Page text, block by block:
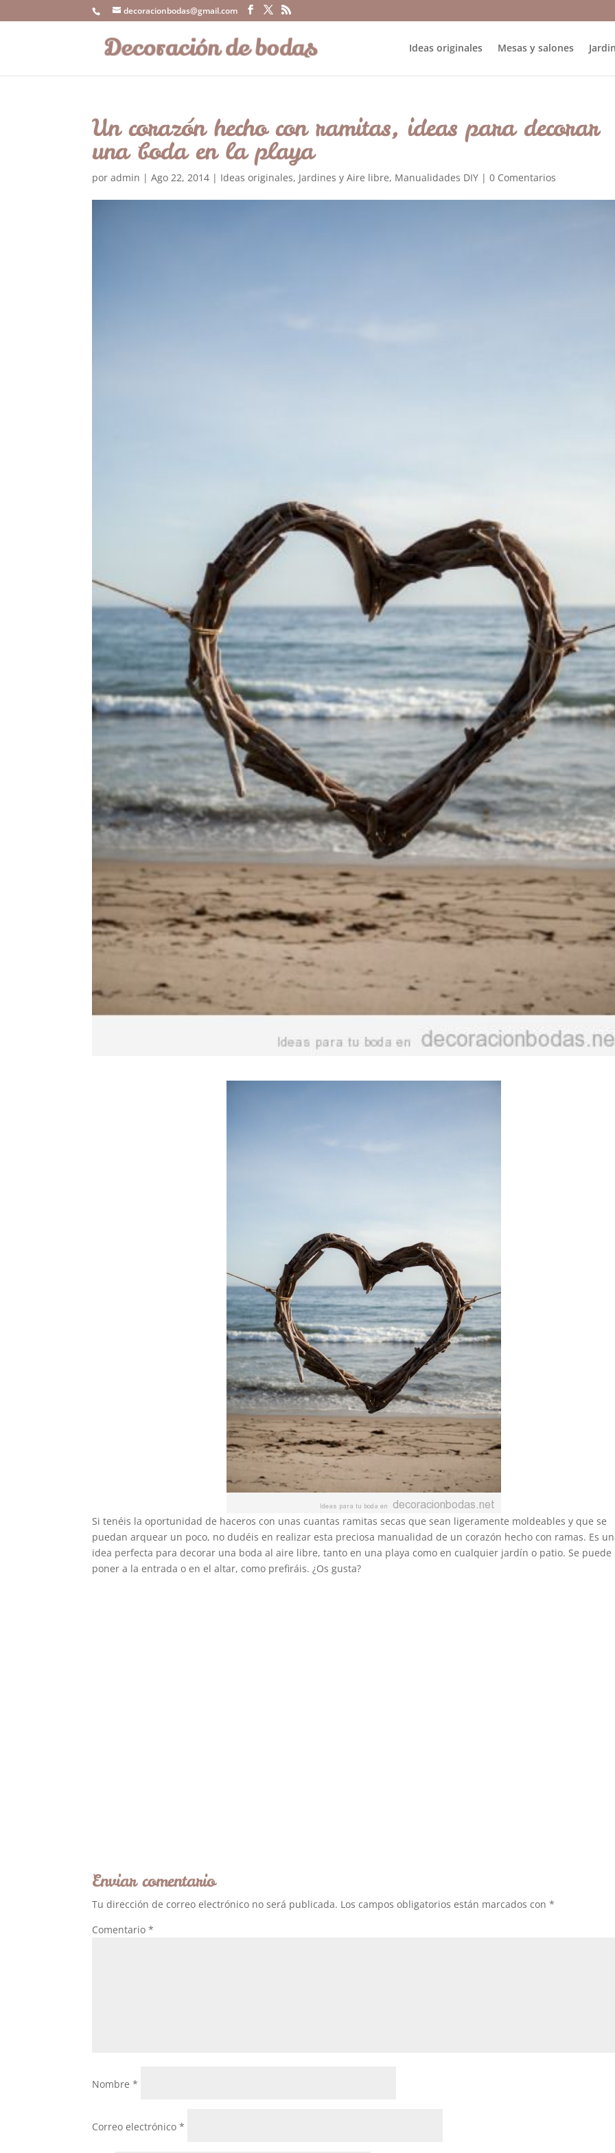
decoracionbodas@gmail.com
Ideas originales Mesas y salones
Un corazón hecho con ramitas, ideas para decorar
una boda en la playa
poradmin |Ago 22, 2014 | Ideas originales, Jardines y Aire libre, Manualidades DIY |0 Comentarios
Si tenéis la oportunidad de haceros con unas cuantas ramitas secas que sean ligeramente moldeables y que se
puedan arquear un poco, no dudéis en realizar esta preciosa manualidad de un corazón hecho con ramas. Es
idea perfecta para decorar una boda al aire libre, tanto en una playa como en cualquier jardín o patio. Se puede
poner a la entrada o en el altar, como prefiráis. ¿Os gusta?
Enviar comentario
Tu dirección de correo electrónico no será publicada. Los campos obligatorios están marcados con*
Comentario*
Nombre*
Correo electrónico*